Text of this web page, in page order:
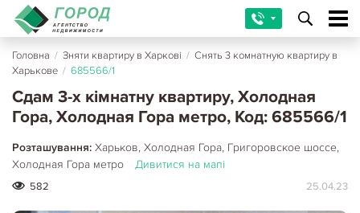
Головна / Зняти квартиру в Харкові / Снять 3 комнатную квартиру в
Харькове / 685566/1
Сдам 3-х кімнатну квартиру, Холодная
Гора, Холодная Гора метро, Код: 685566/1
Розташування: Харьков, Холодная Гора, Григоровское шоссе,
Холодная Гора метро
Дивитися на мапі
582 25.04.23